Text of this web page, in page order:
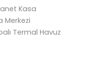
Kasa
Merkezi
Termal Havuz